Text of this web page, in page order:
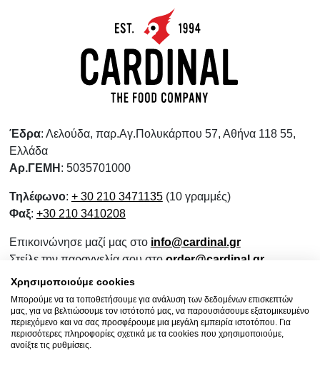
Έδρα: Λελούδα, παρ.Αγ.Πολυκάρπου 57, Αθήνα 118 55,
Ελλάδα
Αρ.ΓΕΜΗ : 5035701000
Τηλέφωνο: + 30 210 3471135(10 γραμμές)
Φαξ: +30 210 3410208
Επικοινώνησε μαζί μας στο info@cardinal.gr
Στείλε την παραγγελία σου στο order@cardinal.gr
Για αγορές λιανικής
www.wokshop.gr
Όροι Χρήσης
Πολιτική Προστασίας Προσωπικών Δεδομένων
Πολιτική Επιστροφών
Χρησιμοποιούμε cookies
Μπορούμε να τα τοποθετήσουμε για ανάλυση των δεδομένων επισκεπτών
μας, για να βελτιώσουμε τον ιστότοπό μας, να παρουσιάσουμε εξατομικευμένο
περιεχόμενο και να σας προσφέρουμε μια μεγάλη εμπειρία ιστοτόπου. Για
περισσότερες πληροφορίες σχετικά με τα cookies που χρησιμοποιούμε,
ανοίξτε τις ρυθμίσεις.